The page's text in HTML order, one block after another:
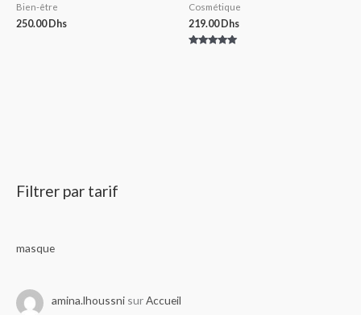
Filtrer par tarif
masque
amina.lhoussni surAccueil
Bien-être
250.00Dhs
Cosmétique
219.00Dhs